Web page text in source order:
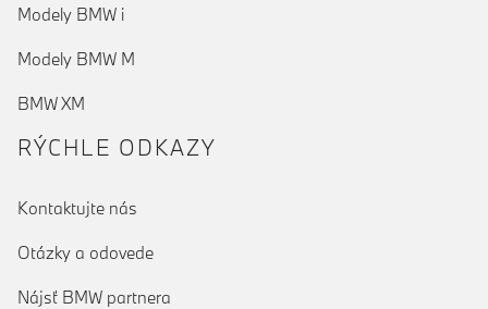
Modely BMW i
Modely BMW M
BMW XM
RÝCHLE ODKAZY
Kontaktujte nás
Otázky a odovede
Nájsť BMW partnera